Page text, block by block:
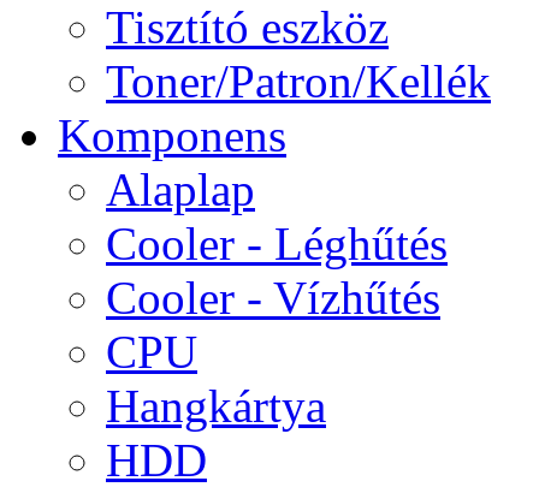
Tisztító eszköz
Toner/Patron/Kellék
Komponens
Alaplap
Cooler - Léghűtés
Cooler - Vízhűtés
CPU
Hangkártya
HDD